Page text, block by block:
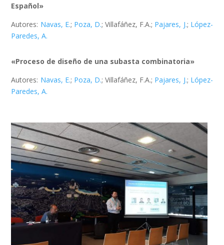
Español»
Autores: Navas, E.; Poza, D.; Villafáñez, F.A.; Pajares, J.; López-
Paredes, A.
«Proceso de diseño de una subasta combinatoria»
Autores: Navas, E.; Poza, D.; Villafáñez, F.A.; Pajares, J.; López-
Paredes, A.